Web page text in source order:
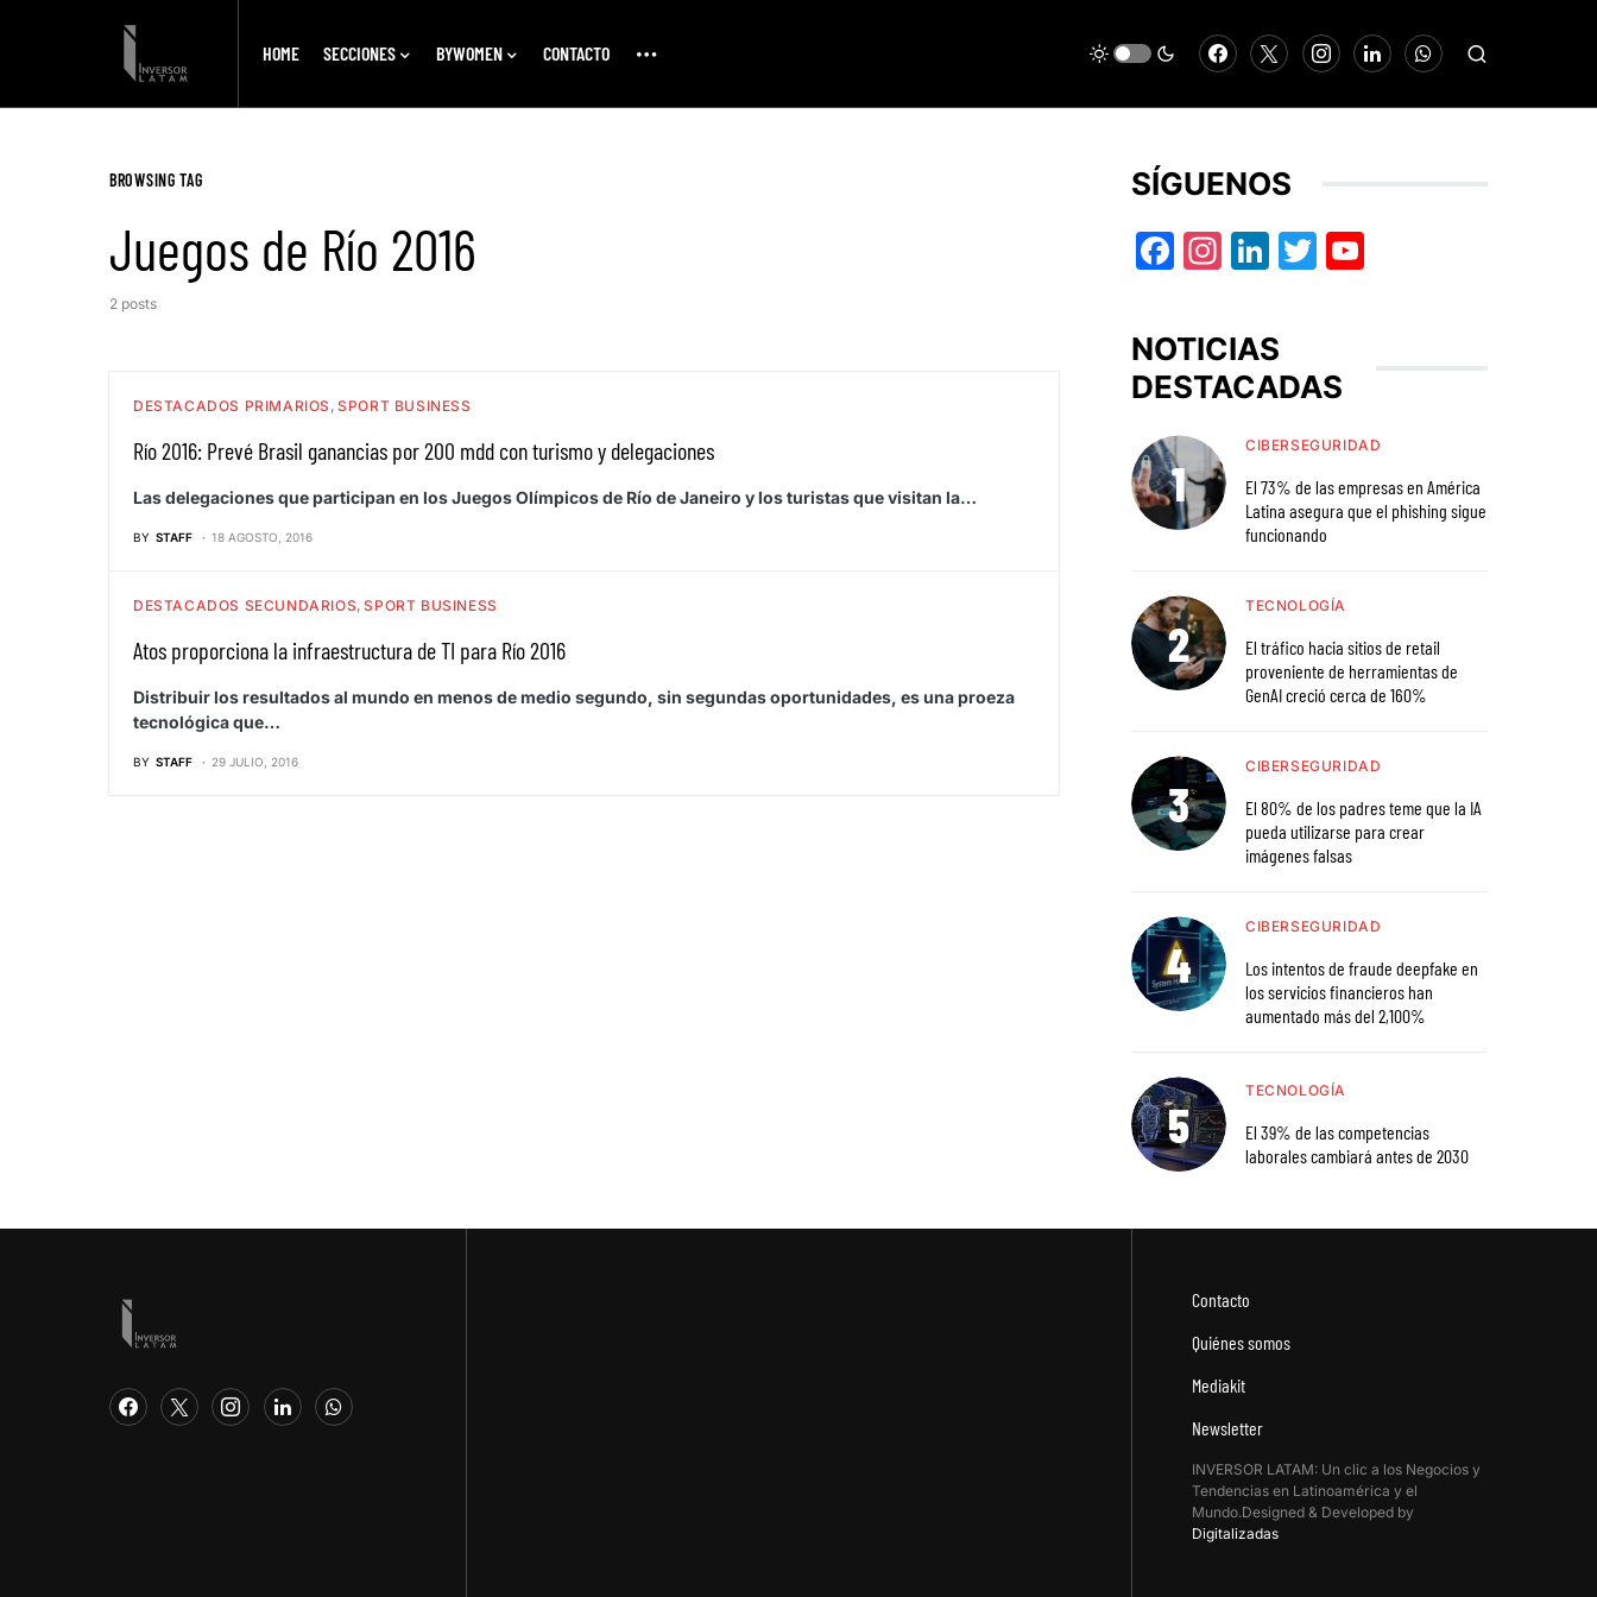
HOME SECCIONES BYWOMEN CONTACTO
BROWSING TAG
Juegos de Río 2016
2 posts
DESTACADOS PRIMARIOS SPORT BUSINESS
Río 2016: Prevé Brasil ganancias por 200 mdd con turismo y delegaciones
Las delegaciones que participan en los Juegos Olímpicos de Río de Janeiro y los turistas que visitan la…
BY STAFF 18 AGOSTO, 2016
DESTACADOS SECUNDARIOS SPORT BUSINESS
Atos proporciona la infraestructura de TI para Río 2016
Distribuir los resultados al mundo en menos de medio segundo, sin segundas oportunidades, es una proeza
tecnológica que…
BY STAFF 29 JULIO, 2016
SÍGUENOS
Facebook
Instagram
LinkedIn
Twitter
NOTICIAS
DESTACADAS
CIBERSEGURIDAD
El 73% de las empresas en América
Latina asegura que el phishing sigue
funcionando
TECNOLOGÍA
El tráfico hacia sitios de retail
proveniente de herramientas de
GenAI creció cerca de 160%
CIBERSEGURIDAD
El 80% de los padres teme que la IA
pueda utilizarse para crear
imágenes falsas
CIBERSEGURIDAD
Los intentos de fraude deepfake en
los servicios financieros han
aumentado más del 2,100%
TECNOLOGÍA
El 39% de las competencias
laborales cambiará antes de 2030
Contacto
Quiénes somos
Mediakit
Newsletter
INVERSOR LATAM: Un clic a los Negocios y
Tendencias en Latinoamérica y el
Mundo.Designed & Developed by
Digitalizadas